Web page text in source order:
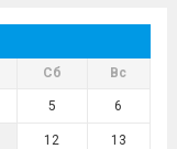
Сб Вс
5 6
12 13